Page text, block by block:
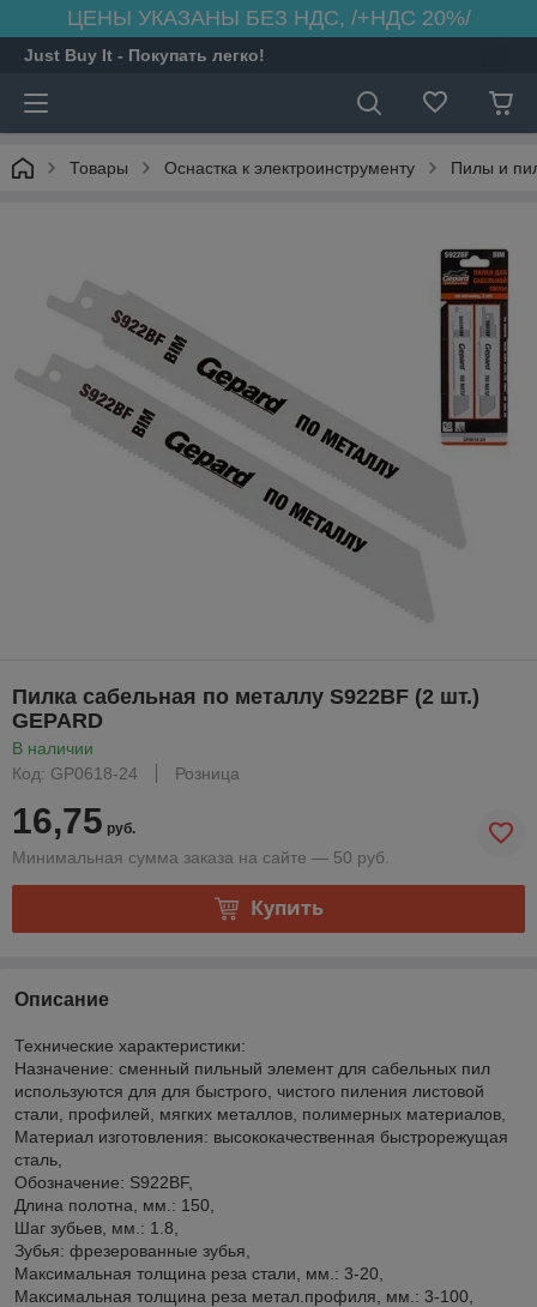
ЦЕНЫ УКАЗАНЫ БЕЗ НДС, /+НДС 20%/
Just Buy It - Покупать легко!
Товары Оснастка к электроинструменту Пилы и
Пилка сабельная по металлу S922BF (2 шт.)
GEPARD
В наличии
Код: GP0618-24
Розница
16,75 руб.
Минимальная сумма заказа на сайте — 50 руб.
Купить
Описание
Технические характеристики:
Назначение: сменный пильный элемент для сабельных пил
используются для для быстрого, чистого пиления листовой
стали, профилей, мягких металлов, полимерных материалов,
Материал изготовления: высококачественная быстрорежущая
сталь,
Обозначение: S922BF,
Длина полотна, мм.: 150,
Шаг зубьев, мм.: 1.8,
Зубья: фрезерованные зубья,
Максимальная толщина реза стали, мм.: 3-20,
Максимальная толщина реза метал.профиля, мм.: 3-100,